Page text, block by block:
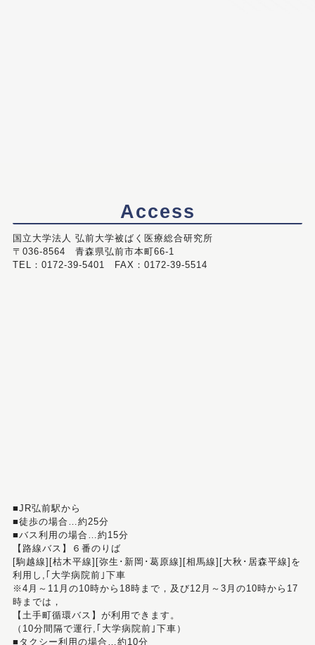
Access
国立大学法人 弘前大学被ばく医療総合研究所
〒036-8564 青森県弘前市本町66-1
TEL：0172-39-5401 FAX：0172-39-5514
■JR弘前駅から
■徒歩の場合…約25分
■バス利用の場合…約15分
【路線バス】６番のりば
[駒越線][枯木平線][弥生･新岡･葛原線][相馬線][大秋･居森平線]を
利用し,｢大学病院前｣下車
※4月～11月の10時から18時まで，及び12月～3月の10時から17
時までは，
【土手町循環バス】が利用できます。
（10分間隔で運行,｢大学病院前｣下車）
■タクシー利用の場合…約10分